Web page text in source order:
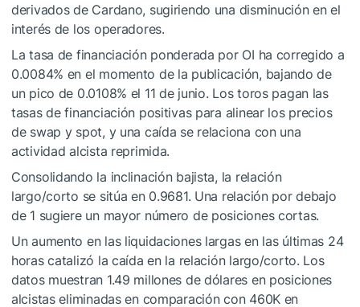
derivados de Cardano, sugiriendo una disminución en el
interés de los operadores.
La tasa de financiación ponderada por OI ha corregido a
0.0084% en el momento de la publicación, bajando de
un pico de 0.0108% el 11 de junio. Los toros pagan las
tasas de financiación positivas para alinear los precios
de swap y spot, y una caída se relaciona con una
actividad alcista reprimida.
Consolidando la inclinación bajista, la relación
largo/corto se sitúa en 0.9681. Una relación por debajo
de 1 sugiere un mayor número de posiciones cortas.
Un aumento en las liquidaciones largas en las últimas 24
horas catalizó la caída en la relación largo/corto. Los
datos muestran 1.49 millones de dólares en posiciones
alcistas eliminadas en comparación con 460K en